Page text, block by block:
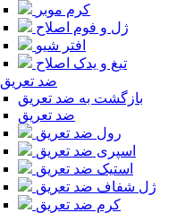
کرم موبر
ژل و فوم اصلاح
افتر شیو
تیغ و یدک اصلاح
ضد تعریق
بازگشت به ضد تعریق
ضد تعریق
رول ضد تعریق
اسپری ضد تعریق
استیک ضد تعریق
ژل شفاف ضد تعریق
کرم ضد تعریق